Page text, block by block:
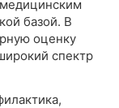
базой. В
оценку
спектр